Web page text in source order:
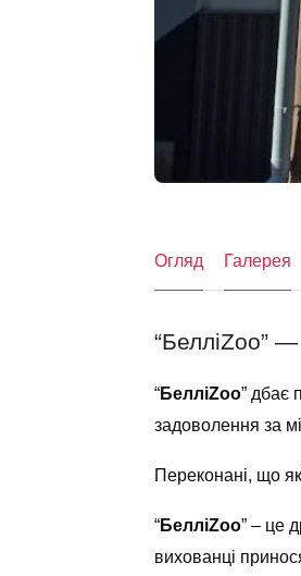
Огляд Галерея
“БелліZoo”
“БелліZoo” дбає
задоволення за
Переконані, що
“БелліZoo” – це
вихованці